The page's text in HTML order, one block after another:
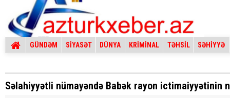
GÜNDƏM SİYASƏT DÜNYA KRİMİNAL TƏHSİL SƏHİYYƏ
Səlahiyyətli nümayəndə Babək rayon ictimaiyyətinin